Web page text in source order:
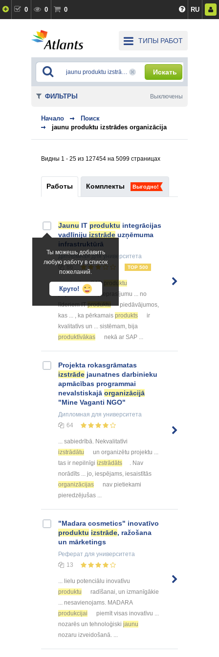
0 0 0 RU
ТИПЫ РАБОТ
Искать
Начало
Поиск
jaunu produktu izstrādes organizācija
Видны 1 - 25 из 127454 на 5099 страницах
Работы Комплекты Выгодно!
Ты можешь добавить
любую работу в список
пожеланий.
Круто!
Jaunu IT produktu integrācijas
vadlīniju izstrāde uzņēmuma
infrastruktūrā
Дипломнаядля университета
TOP 500
... sakarā ar SAP produktu
popularitāti un pieprasījumu ... no
līderiem ITproduktu
piedāvājumos,
kas ... , ka pērkamais produkts
ir
kvalitatīvs un ... sistēmam, bija
produktīvākas
nekā ar SAP ...
Projekta rokasgrāmatas
izstrāde jaunatnes darbinieku
apmācības programmai
nevalstiskajā organizācijā
"Mine Vaganti NGO"
Дипломная для университета
64
... sabiedrībā. Nekvalitatīvi
izstrādātu
un organizētu projektu ...
tas ir nepilnīgi izstrādāts
. Nav
norādīts ... jo, iespējams, iesaistītās
organizācijas
nav pietiekami
pieredzējušas ...
"Madara cosmetics" inovatīvo
produktu izstrāde, ražošana
un mārketings
Реферат для университета
13
... lielu potenciālu inovatīvu
produktu
radīšanai, un izmanīgākie
... nesavienojams. MADARA
produkcijai
piemīt visas inovatīvu ...
nozarēs un tehnoloģiski jaunu
nozaru izveidošanā. ...
ФИЛЬТРЫ Выключены